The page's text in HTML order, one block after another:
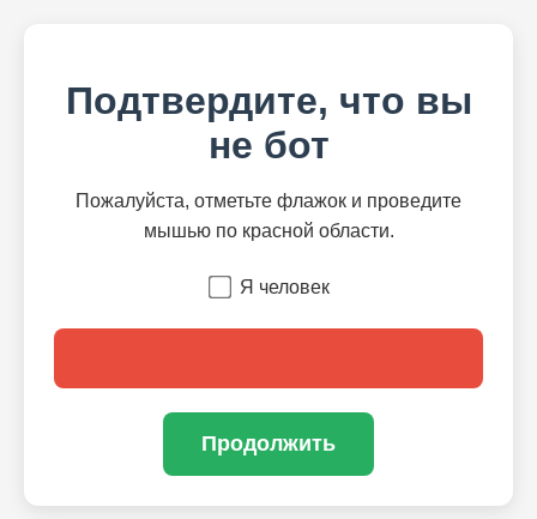
Подтвердите, что вы
не бот
Пожалуйста, отметьте флажок и проведите
мышью по красной области.
Я человек
Продолжить